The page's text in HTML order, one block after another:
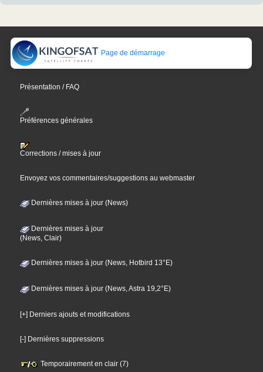
Page de démarrage
Présentation / FAQ
Préférences générales
Corrections / mises à jour
Envoyez vos commentaires/suggestions au webmaster
Dernières mises à jour (News)
Dernières mises à jour
(News, Clair)
Dernières mises à jour (News, Hotbird 13°E)
Dernières mises à jour (News, Astra 19,2°E)
[+] Derniers ajouts et modifications
[-] Dernières suppressions
Temporairement en clair (7)